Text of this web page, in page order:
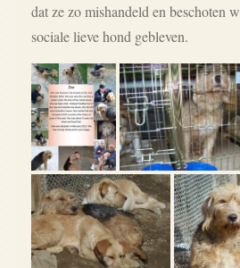
dat ze zo mishandeld en beschoten
sociale lieve hond gebleven.